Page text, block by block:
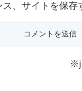
、サイトを保存